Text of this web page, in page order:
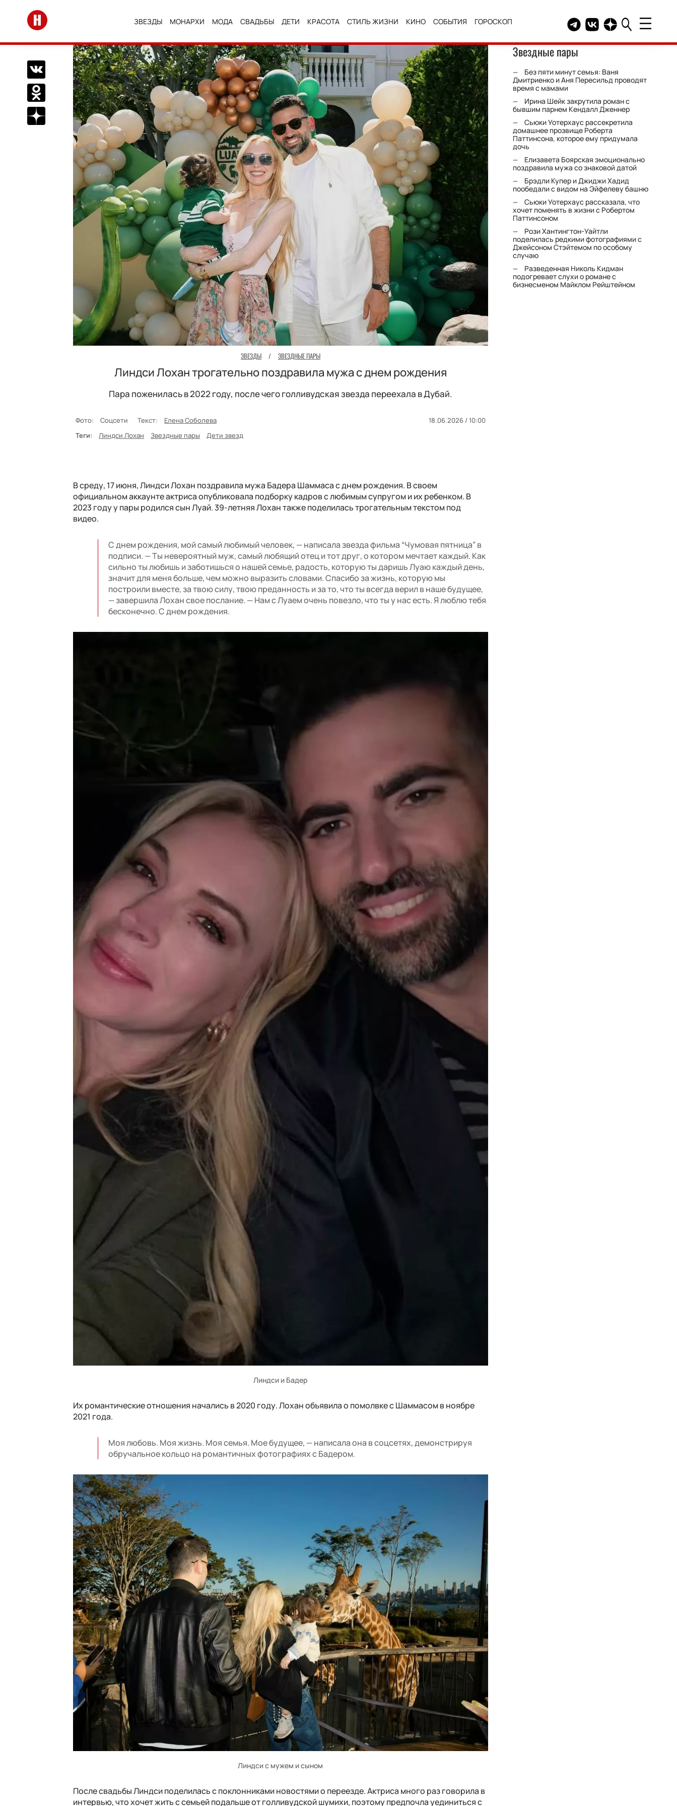
Перейти на главную
ЗВЕЗДЫ МОНАРХИ МОДА СВАДЬБЫ ДЕТИ КРАСОТА СТИЛЬ ЖИЗНИ КИНО СОБЫТИЯ ГОРОСКОП Telegram канал HELLO
Группа HELLO
Канал HELLO в
Поделиться Вконтакте
Поделиться в Одноклассниках
Подписаться на нас в Дзен
ЗВЕЗДЫ / ЗВЕЗДНЫЕ ПАРЫ
Линдси Лохан трогательно поздравила мужа с днем рождения
Пара поженилась в 2022 году, после чего голливудская звезда переехала в Дубай.
Фото: Соцсети Текст: Елена Соболева
18.06.2026 / 10:00
Теги:
Линдси Лохан Звездные пары Дети звезд
В среду, 17 июня, Линдси Лохан поздравила мужа Бадера Шаммаса с днем рождения. В своем
официальном аккаунте актриса опубликовала подборку кадров с любимым супругом и их ребенком. В
2023 году у пары родился сын Луай. 39-летняя Лохан также поделилась трогательным текстом под
видео.
С днем ​​рождения, мой самый любимый человек, — написала звезда фильма “Чумовая пятница” в
подписи. — Ты невероятный муж, самый любящий отец и тот друг, о котором мечтает каждый. Как
сильно ты любишь и заботишься о нашей семье, радость, которую ты даришь Луаю каждый день,
значит для меня больше, чем можно выразить словами. Спасибо за жизнь, которую мы
построили вместе, за твою силу, твою преданность и за то, что ты всегда верил в наше будущее,
— завершила Лохан свое послание. — Нам с Луаем очень повезло, что ты у нас есть. Я люблю тебя
бесконечно. С днем ​​рождения.
Линдси и Бадер
Их романтические отношения начались в 2020 году. Лохан объявила о помолвке с Шаммасом в ноябре
2021 года.
Моя любовь. Моя жизнь. Моя семья. Мое будущее, — написала она в соцсетях, демонстрируя
обручальное кольцо на романтичных фотографиях с Бадером.
Линдси с мужем и сыном
После свадьбы Линдси поделилась с поклонниками новостями о переезде. Актриса много раз говорила в
интервью, что хочет жить с семьей подальше от голливудской шумихи, поэтому предпочла уединиться с
Звездные пары
Без пяти минут семья: Ваня
Дмитриенко и Аня Пересильд проводят
время с мамами
Ирина Шейк закрутила роман с
бывшим парнем Кендалл Дженнер
Сьюки Уотерхаус рассекретила
домашнее прозвище Роберта
Паттинсона, которое ему придумала
дочь
Елизавета Боярская эмоционально
поздравила мужа со знаковой датой
Брэдли Купер и Джиджи Хадид
пообедали с видом на Эйфелеву башню
Сьюки Уотерхаус рассказала, что
хочет поменять в жизни с Робертом
Паттинсоном
Рози Хантингтон-Уайтли
поделилась редкими фотографиями с
Джейсоном Стэйтемом по особому
случаю
Разведенная Николь Кидман
подогревает слухи о романе с
бизнесменом Майклом Рейштейном